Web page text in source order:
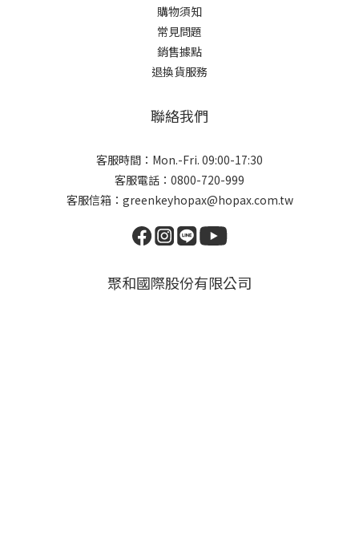
購物須知
常見問題
銷售據點
退換貨服務
聯絡我們
客服時間：Mon.-Fri. 09:00-17:30
客服電話：0800-720-999
客服信箱：greenkeyhopax@hopax.com.tw
聚和國際股份有限公司